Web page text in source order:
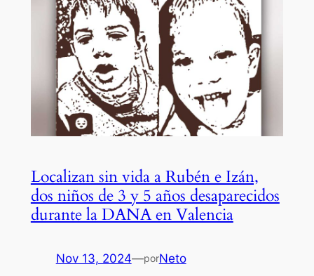
Localizan sin vida a Rubén e Izán,
dos niños de 3 y 5 años desaparecidos
durante la DANA en Valencia
Nov 13, 2024—porNeto